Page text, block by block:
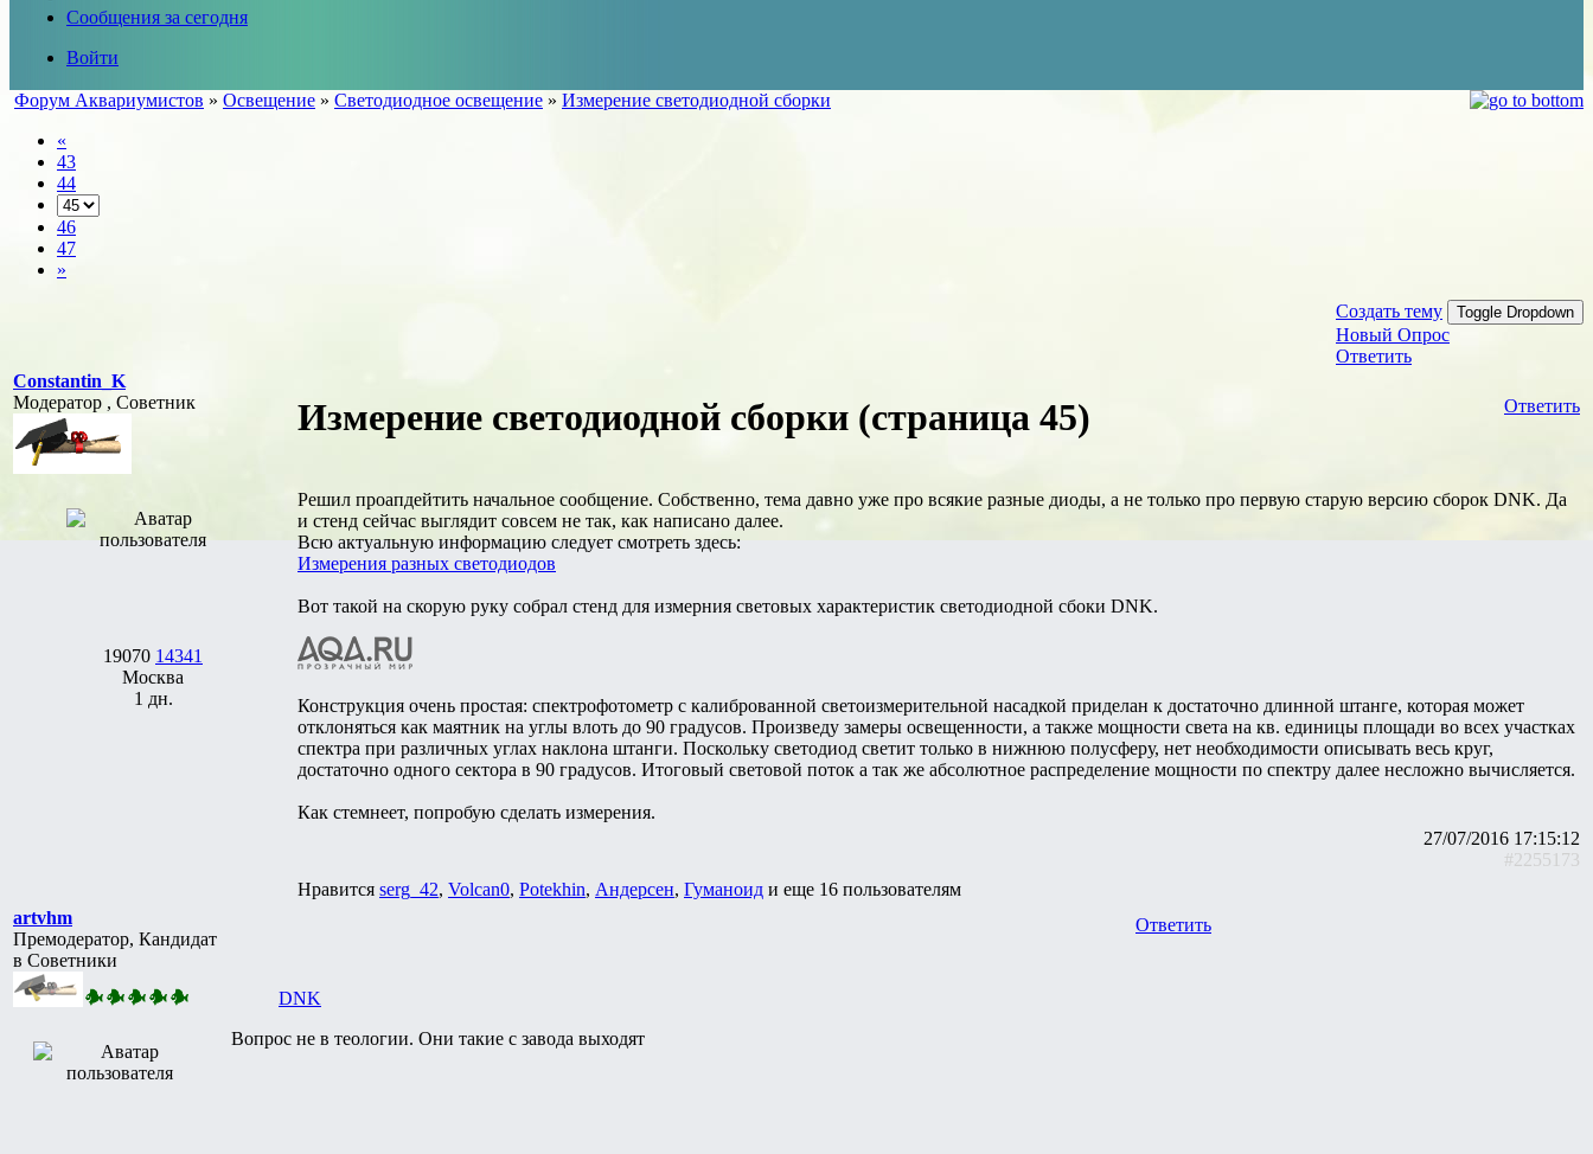
Сообщения за сегодня
Войти
Форум Аквариумистов » Освещение » Светодиодное освещение » Измерение светодиодной сборки
«
43
44
46
47
»
Создать тему Toggle Dropdown
Новый Опрос
Ответить
Constantin_K
Модератор , Советник
19070 14341
Москва
1 дн.
Ответить
Измерение светодиодной сборки (страница 45)
Решил проапдейтить начальное сообщение. Собственно, тема давно уже про всякие разные диоды, а не только про первую старую версию сборок DNK. Да
и стенд сейчас выглядит совсем не так, как написано далее.
Всю актуальную информацию следует смотреть здесь:
Измерения разных светодиодов
Вот такой на скорую руку собрал стенд для измерния световых характеристик светодиодной сбоки DNK.
Конструкция очень простая: спектрофотометр с калиброванной светоизмерительной насадкой приделан к достаточно длинной штанге, которая может
отклоняться как маятник на углы влоть до 90 градусов. Произведу замеры освещенности, а также мощности света на кв. единицы площади во всех участках
спектра при различных углах наклона штанги. Поскольку светодиод светит только в нижнюю полусферу, нет необходимости описывать весь круг,
достаточно одного сектора в 90 градусов. Итоговый световой поток а так же абсолютное распределение мощности по спектру далее несложно вычисляется.
Как стемнеет, попробую сделать измерения.
27/07/2016 17:15:12
#2255173
Нравится serg_42, Volcan0, Potekhin, Андерсен, Гуманоид и еще 16 пользователям
artvhm
Премодератор, Кандидат
в Советники
Ответить
DNK
Вопрос не в теологии. Они такие с завода выходят